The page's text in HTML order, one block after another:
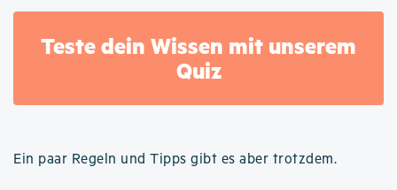
Teste dein Wissen mit unserem
Quiz
Ein paar Regeln und Tipps gibt es aber trotzdem.